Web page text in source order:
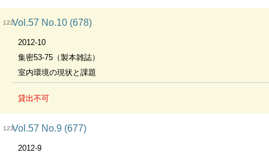
122Vol.57 No.10 (678)
2012-10
集密53-75（製本雑誌）
室内環境の現状と課題
貸出不可
123Vol.57 No.9 (677)
2012-9